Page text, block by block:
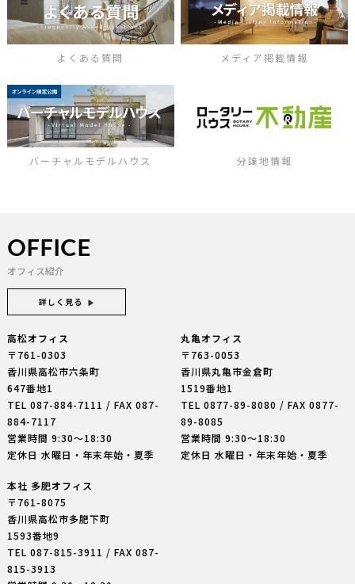
よくある質問 メディア掲載情報
バーチャルモデルハウス 分譲地情報
OFFICE
オフィス紹介
詳しく見る
高松オフィス
〒761-0303
香川県高松市六条町
647番地1
TEL 087-884-7111 / FAX 087-
884-7117
営業時間 9:30〜18:30
定休日 水曜日・年末年始・夏季
丸亀オフィス
〒763-0053
香川県丸亀市金倉町
1519番地1
TEL0877-89-8080 / FAX 0877-
89-8085
営業時間 9:30〜18:30
定休日 水曜日・年末年始・夏季
本社 多肥オフィス
〒761-8075
香川県高松市多肥下町
1593番地9
TEL 087-815-3911 / FAX 087-
815-3913